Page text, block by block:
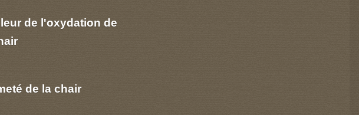
de l'oxydation de
de la chair